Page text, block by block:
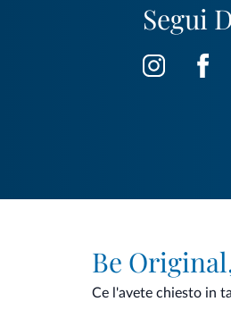
Segui
Be
Ce l'avete chiesto in